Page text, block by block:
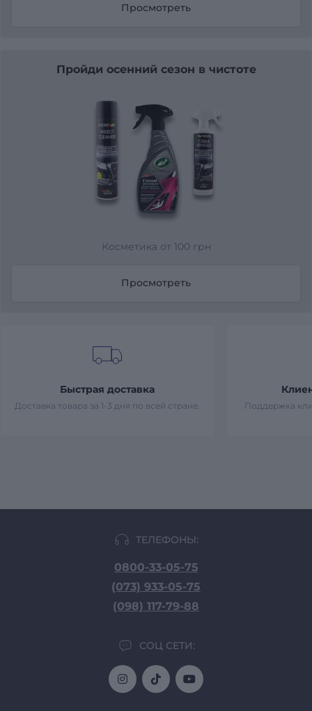
Просмотреть
Пройди осенний сезон в чистоте
Косметика от 100 грн
Просмотреть
Быстрая доставка
Доставка товара за 1-3 дня по всей стране. Поддержка
ТЕЛЕФОНЫ:
0800-33-05-75
(073) 933-05-75
(098) 117-79-88
СОЦ СЕТИ: